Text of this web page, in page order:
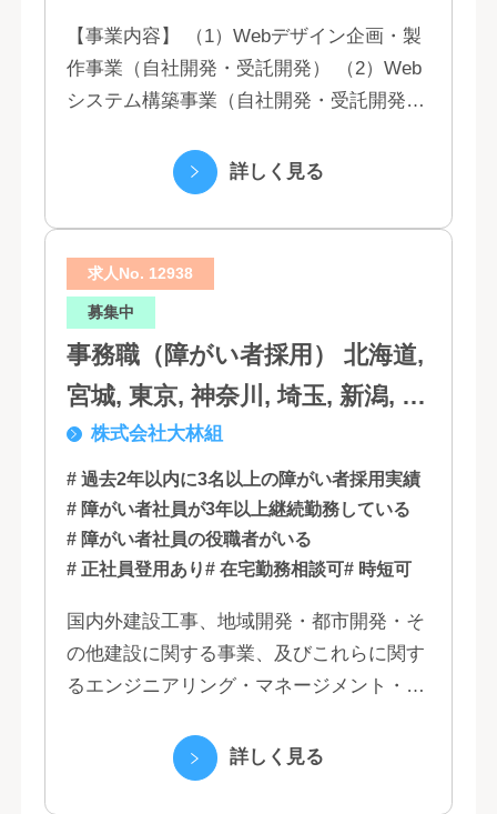
【事業内容】 （1）Webデザイン企画・製
作事業（自社開発・受託開発） （2）Web
システム構築事業（自社開発・受託開発）
（5）営業代行業務 （6...詳しく見る
求人No. 12938
募集中
事務職（障がい者採用） 北海道,
宮城, 東京, 神奈川, 埼玉, 新潟, 愛
知, 大阪, 京都, 兵庫, 広島, 香川,
福岡
株式会社大林組
# 過去2年以内に3名以上の障がい者採用実績
# 障がい者社員が3年以上継続勤務している
# 障がい者社員の役職者がいる
# 正社員登用あり# 在宅勤務相談可# 時短可
国内外建設工事、地域開発・都市開発・そ
の他建設に関する事業、及びこれらに関す
るエンジニアリング・マネージメント・コ
詳しく見る